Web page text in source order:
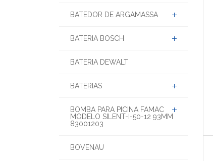
AVR
BATEDOR DE ARGAMASSA
BATERIA BOSCH
BATERIA DEWALT
BATERIAS
MODELO SILENT-I-50-12 93MM
83001203